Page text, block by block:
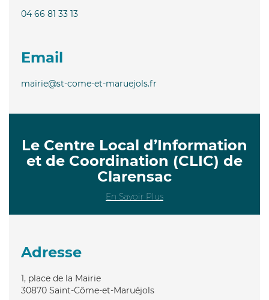
04 66 81 33 13
Email
mairie@st-come-et-maruejols.fr
Le Centre Local d’Information
et de Coordination (CLIC) de
Clarensac
En Savoir Plus
Adresse
1, place de la Mairie
30870 Saint-Côme-et-Maruéjols